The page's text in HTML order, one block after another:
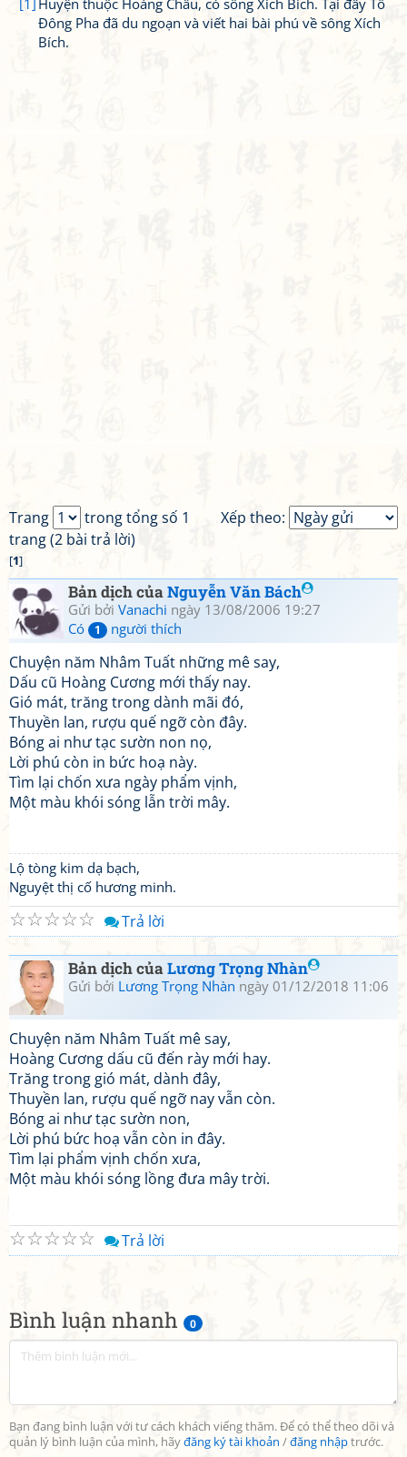
Bình luận nhanh 0
Bạn đang bình luận với tư cách khách viếng thăm. Để có thể theo dõi và
quản lý bình luận của mình, hãyđăng ký tài khoản /đăng nhậptrước.
[1]
Huyện thuộc Hoàng Châu, có sông Xích Bích. Tại đây Tô
Đông Pha đã du ngoạn và viết hai bài phú về sông Xích
Bích.
Xếp theo:
Trang
trong tổng số 1
trang (2 bài trả lời)
[1]
Bản dịch củaNguyễn Văn Bách
Gửi bởi Vanachi ngày 13/08/2006 19:27
Có
1 người thích
Chuyện năm Nhâm Tuất những mê say,
Dấu cũ Hoàng Cương mới thấy nay.
Gió mát, trăng trong dành mãi đó,
Thuyền lan, rượu quế ngỡ còn đây.
Bóng ai như tạc sườn non nọ,
Lời phú còn in bức hoạ này.
Tìm lại chốn xưa ngày phẩm vịnh,
Một màu khói sóng lẫn trời mây.
Lộ tòng kim dạ bạch,
Nguyệt thị cố hương minh.
☆
☆
☆
☆
☆ Trả lời
Bản dịch củaLương Trọng Nhàn
Gửi bởi Lương Trọng Nhàn ngày 01/12/2018 11:06
Chuyện năm Nhâm Tuất mê say,
Hoàng Cương dấu cũ đến rày mới hay.
Trăng trong gió mát, dành đây,
Thuyền lan, rượu quế ngỡ nay vẫn còn.
Bóng ai như tạc sườn non,
Lời phú bức hoạ vẫn còn in đây.
Tìm lại phẩm vịnh chốn xưa,
Một màu khói sóng lồng đưa mây trời.
☆
☆
☆
☆
☆ Trả lời